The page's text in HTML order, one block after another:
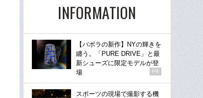
INFORMATION
【バボラの新作】NYの輝きを
纏う。「PURE DRIVE」と最
新シューズに限定モデルが登
場
PR
スポーツの現場で撮影する機